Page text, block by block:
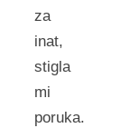
za
inat,
stigla
mi
poruka.